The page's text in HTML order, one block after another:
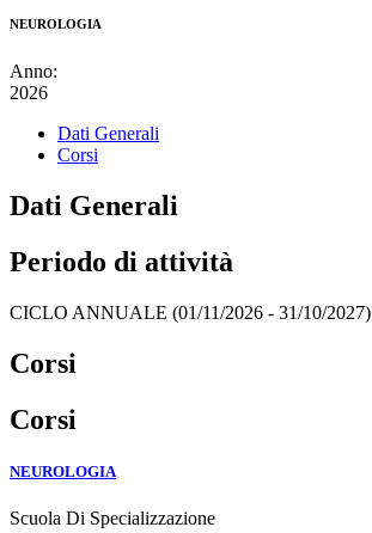
NEUROLOGIA
Anno:
2026
Dati Generali
Corsi
Dati Generali
Periodo di attività
CICLO ANNUALE (01/11/2026 - 31/10/2027)
Corsi
Corsi
NEUROLOGIA
Scuola Di Specializzazione